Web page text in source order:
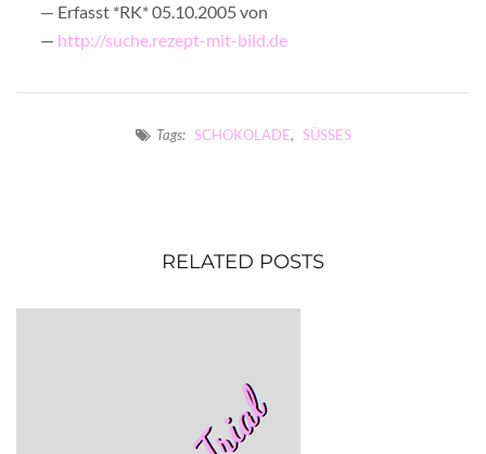
— Erfasst *RK* 05.10.2005 von
— http://suche.rezept-mit-bild.de
Tags: SCHOKOLADE, SÜSSES
RELATED POSTS